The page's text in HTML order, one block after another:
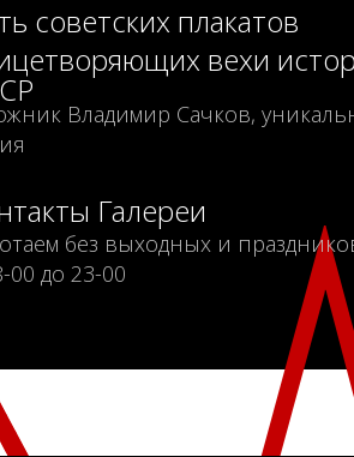
советских плакатов
вехи
Владимир Сачков,
Галереи
без выходных и
00 до 23-00